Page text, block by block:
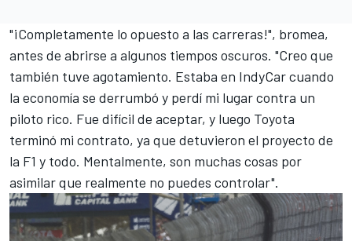
"¡Completamente lo opuesto a las carreras!", bromea,
antes de abrirse a algunos tiempos oscuros. "Creo que
también tuve agotamiento. Estaba en IndyCar cuando
la economía se derrumbó y perdí mi lugar contra un
piloto rico. Fue difícil de aceptar, y luego Toyota
terminó mi contrato, ya que detuvieron el proyecto de
la F1 y todo. Mentalmente, son muchas cosas por
asimilar que realmente no puedes controlar".